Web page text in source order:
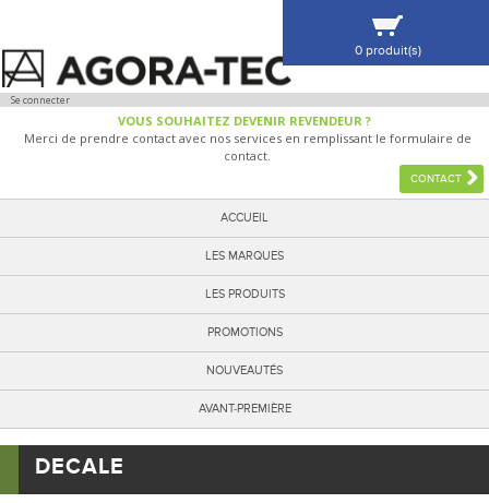
Se connecter
VOUS SOUHAITEZ DEVENIR REVENDEUR ?
Merci de prendre contact avec nos services en remplissant le formulaire de
contact.
CONTACT
ACCUEIL
LES MARQUES
LES PRODUITS
PROMOTIONS
NOUVEAUTÉS
AVANT-PREMIÈRE
0 produit(s)
VOIR MA SÉLECTION
DECALE